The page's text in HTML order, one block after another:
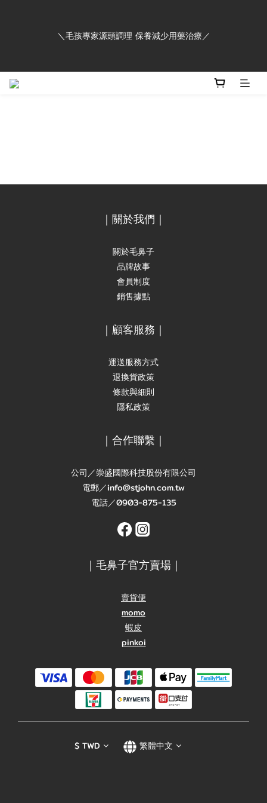
＼毛孩專家源頭調理 保養減少用藥治療／
＊寒流來襲，洗毛精原料中的胺基酸洗劑因結凍點溫度較高，因此
｜關於我們｜
關於毛鼻子
品牌故事
會員制度
銷售據點
｜顧客服務｜
運送服務方式
退換貨政策
條款與細則
隱私政策
｜合作聯繫｜
公司／崇盛國際科技股份有限公司
電郵／info@stjohn.com.tw
電話／0903-875-135
｜毛鼻子官方賣場｜
賣貨便
momo
蝦皮
pinkoi
$ TWD 繁體中文